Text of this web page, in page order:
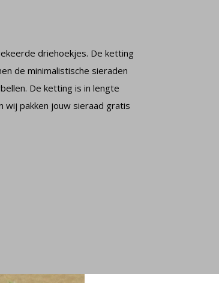
driehoekjes. De ketting
de minimalistische sieraden
De ketting is in lengte
pakken jouw sieraad gratis